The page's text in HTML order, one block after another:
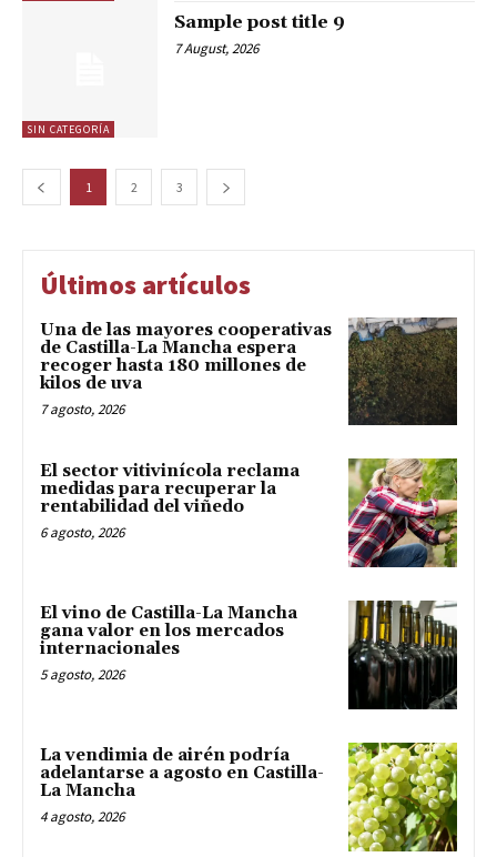
SIN CATEGORÍA
Sample post title 9
7 August, 2026
1 2 3
Últimos artículos
Una de las mayores cooperativas
de Castilla-La Mancha espera
recoger hasta 180 millones de
kilos de uva
7 agosto, 2026
El sector vitivinícola reclama
medidas para recuperar la
rentabilidad del viñedo
6 agosto, 2026
El vino de Castilla-La Mancha
gana valor en los mercados
internacionales
5 agosto, 2026
La vendimia de airén podría
adelantarse a agosto en Castilla-
La Mancha
4 agosto, 2026